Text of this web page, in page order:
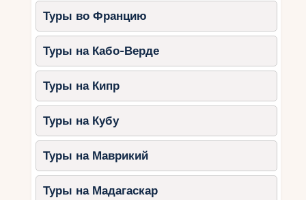
Туры во Францию
Туры на Кабо-Верде
Туры на Кипр
Туры на Кубу
Туры на Маврикий
Туры на Мадагаскар